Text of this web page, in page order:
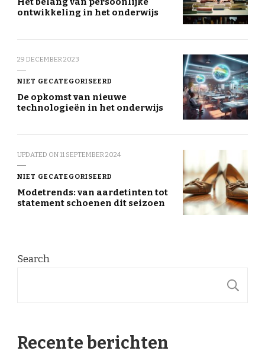
ontwikkeling in het onderwijs
29 DECEMBER 2023
NIET GECATEGORISEERD
De opkomst van nieuwe
technologieën in het onderwijs
UPDATED ON11 SEPTEMBER 2024
NIET GECATEGORISEERD
Modetrends: van aardetinten tot
statement schoenen dit seizoen
Search
Recente berichten